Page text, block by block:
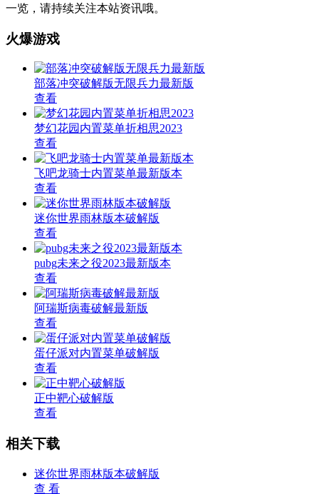
一览，请持续关注本站资讯哦。
火爆游戏
部落冲突破解版无限兵力最新版
查看
梦幻花园内置菜单折相思2023
查看
飞吧龙骑士内置菜单最新版本
查看
迷你世界雨林版本破解版
查看
pubg未来之役2023最新版本
查看
阿瑞斯病毒破解最新版
查看
蛋仔派对内置菜单破解版
查看
正中靶心破解版
查看
相关下载
迷你世界雨林版本破解版
查 看